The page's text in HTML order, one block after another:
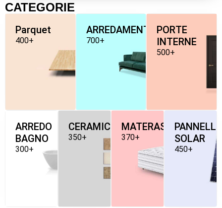
CATEGORIE
Parquet
400+
ARREDAMENTO
700+
PORTE
INTERNE
500+
ARREDO
BAGNO
300+
CERAMICHE
350+
MATERASSI
370+
PANNELLI-
SOLAR
450+